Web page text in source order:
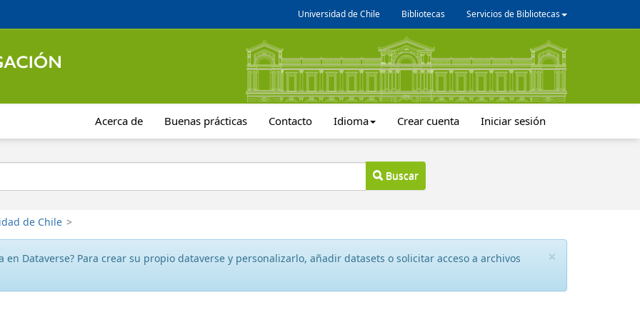
Universidad de Chile Bibliotecas Servicios de Bibliotecas
Acerca de Buenas prácticas Contacto Idioma Crear cuenta Iniciar sesión
Buscar
de Chile >
×
en Dataverse? Para crear su propio dataverse y personalizarlo, añadir datasets o solicitar acceso a archivos